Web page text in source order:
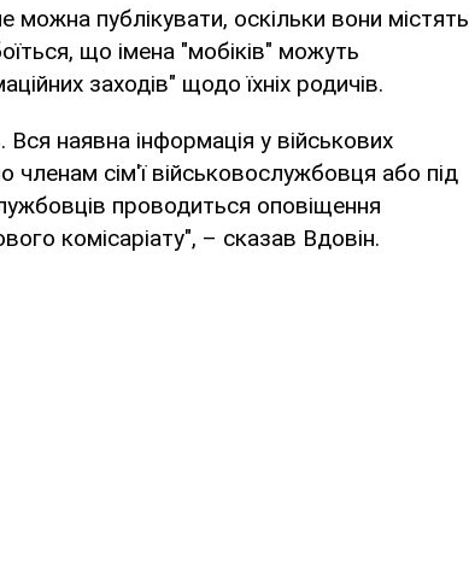
публікувати, оскільки вони містять
що імена "мобіків" можуть
заходів" щодо їхніх родичів.
Вся наявна інформація у військових
членам сім'ї військовослужбовця або під
проводиться оповіщення
комісаріату", – сказав Вдовін.